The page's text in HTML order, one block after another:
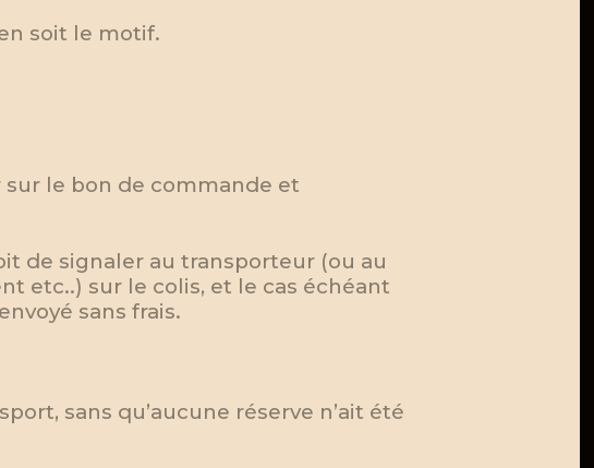
soit le motif.
sur le bon de commande et
de signaler au transporteur (ou au
etc..) sur le colis, et le cas échéant
sans frais.
sans qu’aucune réserve n’ait été